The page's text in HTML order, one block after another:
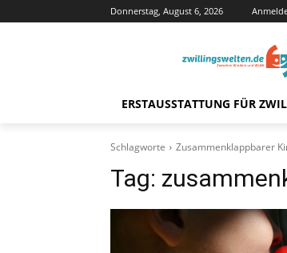
Donnerstag, August 6, 2026
ERSTAUSSTATTUNG FÜR
Schlagworte Zusammenklappbarer
Tag: